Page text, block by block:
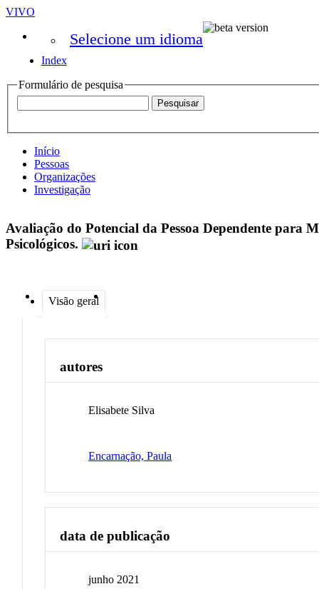
VIVO
Selecione um idioma
Index
Formulário de pesquisa
Início
Pessoas
Organizações
Investigação
Avaliação do Potencial da Pessoa Dependente para
Psicológicos.
Visão geral
autores
Elisabete Silva
Encarnação, Paula
data de publicação
junho 2021